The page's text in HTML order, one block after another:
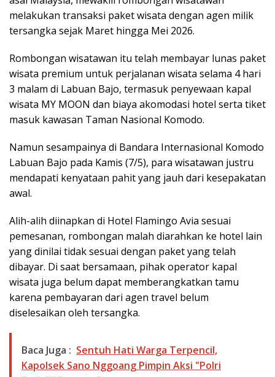
melakukan transaksi paket wisata dengan agen milik
tersangka sejak Maret hingga Mei 2026.
Rombongan wisatawan itu telah membayar lunas paket
wisata premium untuk perjalanan wisata selama 4 hari
3 malam di Labuan Bajo, termasuk penyewaan kapal
wisata MY MOON dan biaya akomodasi hotel serta tiket
masuk kawasan Taman Nasional Komodo.
Namun sesampainya di Bandara Internasional Komodo
Labuan Bajo pada Kamis (7/5), para wisatawan justru
mendapati kenyataan pahit yang jauh dari kesepakatan
awal.
Alih-alih diinapkan di Hotel Flamingo Avia sesuai
pemesanan, rombongan malah diarahkan ke hotel lain
yang dinilai tidak sesuai dengan paket yang telah
dibayar. Di saat bersamaan, pihak operator kapal
wisata juga belum dapat memberangkatkan tamu
karena pembayaran dari agen travel belum
diselesaikan oleh tersangka.
Baca Juga : Sentuh Hati Warga Terpencil,
Kapolsek Sano Nggoang Pimpin Aksi "Polri